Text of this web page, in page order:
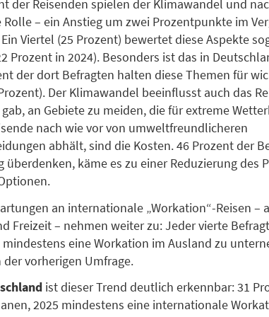
der Reisenden spielen der Klimawandel und
– ein Anstieg um zwei Prozentpunkte im
Viertel (25 Prozent) bewertet diese Aspekte
Prozent in 2024). Besonders ist das in
der dort Befragten halten diese Themen für
Der Klimawandel beeinflusst auch das
an Gebiete zu meiden, die für extreme
nach wie vor von umweltfreundlicheren
abhält, sind die Kosten. 46 Prozent der
überdenken, käme es zu einer Reduzierung des
an internationale „Workation“-Reisen –
Freizeit – nehmen weiter zu: Jeder vierte
mindestens eine Workation im Ausland zu
der vorherigen Umfrage.
ist dieser Trend deutlich erkennbar: 31
2025 mindestens eine internationale